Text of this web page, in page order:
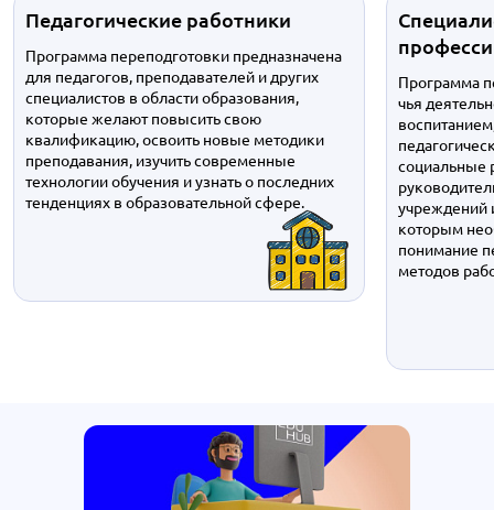
Педагогические работники
Программа переподготовки предназначена
для педагогов, преподавателей и других
специалистов в области образования,
которые желают повысить свою
квалификацию, освоить новые методики
преподавания, изучить современные
технологии обучения и узнать о последних
тенденциях в образовательной сфере.
Программа
чья
социальные
учреждений
которым
понимание
методов